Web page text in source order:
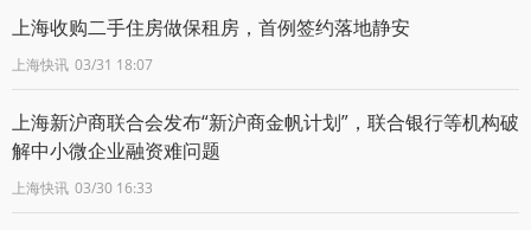
上海收购二手住房做保租房，首例签约落地静安
上海快讯 03/31 18:07
上海新沪商联合会发布“新沪商金帆计划”，联合银行等机构破
解中小微企业融资难问题
上海快讯 03/30 16:33